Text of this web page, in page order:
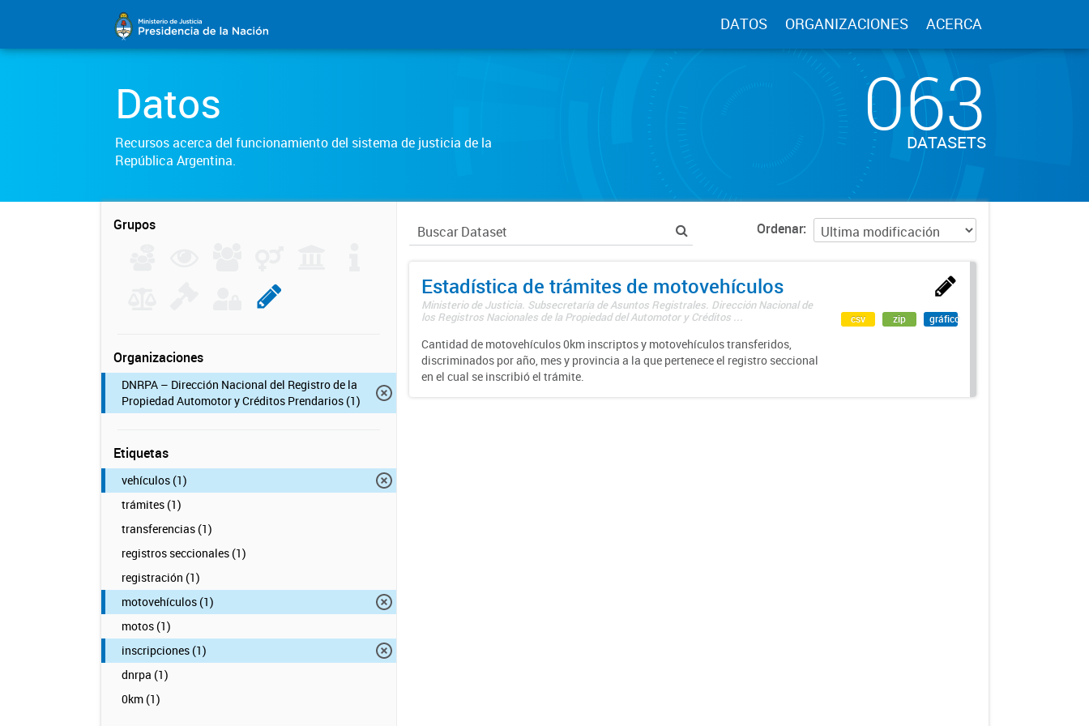
DATOS ORGANIZACIONES ACERCA
Datos
Recursos acerca del funcionamiento del sistema de justicia de la
República Argentina.
063
DATASETS
Grupos
Organizaciones
DNRPA – Dirección Nacional del Registro de la
Propiedad Automotor y Créditos Prendarios (1)
Etiquetas
vehículos (1)
trámites (1)
transferencias (1)
registros seccionales (1)
registración (1)
motovehículos (1)
motos (1)
inscripciones (1)
dnrpa (1)
0km (1)
Ordenar
Estadística de trámites de motovehículos
Ministerio de Justicia. Subsecretaría de Asuntos Registrales. Dirección Nacional de
los Registros Nacionales de la Propiedad del Automotor y Créditos ...
Cantidad de motovehículos 0km inscriptos y motovehículos transferidos,
discriminados por año, mes y provincia a la que pertenece el registro seccional
en el cual se inscribió el trámite.
csv zip gráfico